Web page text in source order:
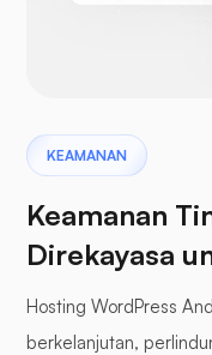
KEAMANAN
Keamanan
Direkayasa
Hosting WordPress
berkelanjutan,